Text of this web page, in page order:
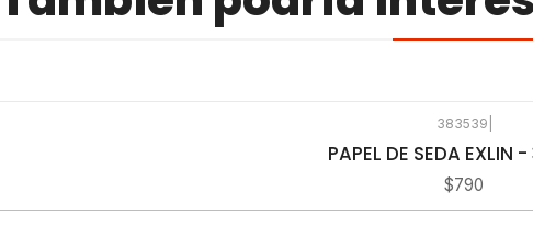
383539
PAPEL DE SEDA EXLIN
$790